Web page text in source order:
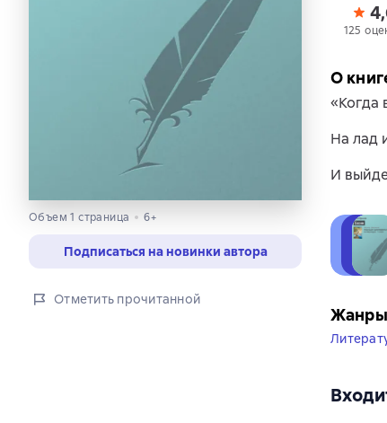
Объем 1 страница 6+
Подписаться на новинки автора
Отметить прочитанной
125
О
«Когда
На лад
И
Жанры